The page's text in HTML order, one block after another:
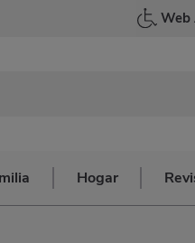
Web
Hogar